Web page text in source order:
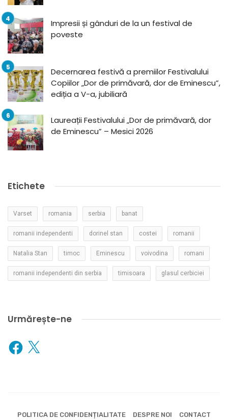
Impresii și gânduri de la un festival de
poveste
Decernarea festivă a premiilor Festivalului
Copiilor „Dor de primăvară, dor de Eminescu”,
ediția a V-a, jubiliară
Laureații Festivalului „Dor de primăvară, dor
de Eminescu” – Mesici 2026
Etichete
Varset romania serbia banat
romanii independenti dorinel stan costei romanii
Natalia Stan timoc Eminescu voivodina romani
romanii independenti din serbia timisoara glasul cerbiciei
Urmărește-ne
Facebook
X
POLITICA DE CONFIDENȚIALITATE DESPRE NOI CONTACT